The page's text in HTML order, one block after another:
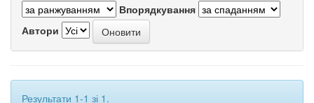
Впорядкування
Автори
Результати 1-1 зі 1.